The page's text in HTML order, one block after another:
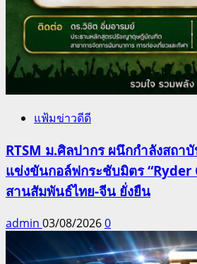
แฟ้มข่าวดีดี
RTSM ม.ศิลปากร ผนึกกำลังสถา
แข่งขันกอล์ฟกระชับมิตร “Ryder
สานสัมพันธ์ไทย-จีน ยั่งยืน
admin 03/08/20260